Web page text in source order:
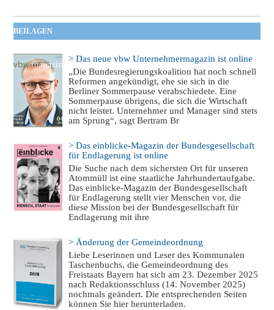
BEILAGEN
> Das neue vbw Unternehmermagazin ist online
„Die Bundesregierungskoalition hat noch schnell
Reformen angekündigt, ehe sie sich in die
Berliner Sommerpause verabschiedete. Eine
Sommerpause übrigens, die sich die Wirtschaft
nicht leistet. Unternehmer und Manager sind stets
am Sprung“, sagt Bertram Br
> Das einblicke-Magazin der Bundesgesellschaft
für Endlagerung ist online
Die Suche nach dem sichersten Ort für unseren
Atommüll ist eine staatliche Jahrhundertaufgabe.
Das einblicke-Magazin der Bundesgesellschaft
für Endlagerung stellt vier Menschen vor, die
diese Mission bei der Bundesgesellschaft für
Endlagerung mit ihre
> Änderung der Gemeindeordnung
Liebe Leserinnen und Leser des Kommunalen
Taschenbuchs, die Gemeindeordnung des
Freistaats Bayern hat sich am 23. Dezember 2025
nach Redaktionsschluss (14. November 2025)
nochmals geändert. Die entsprechenden Seiten
können Sie hier herunterladen.